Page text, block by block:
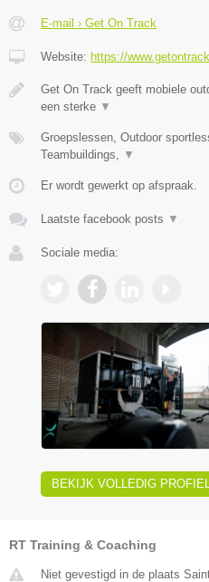
E-mail › Get On Track
Website: https://
Get On Track geeft mobiele
een sterke ▼
Groepslessen, Outdoor
Teambuildings,
▼
Er wordt gewerkt op afspraak.
Laatste facebook posts ▼
Sociale media:
BEKIJK VOLLEDIG PROFIEL
RT Training & Coaching
Niet gevestigd in de plaats